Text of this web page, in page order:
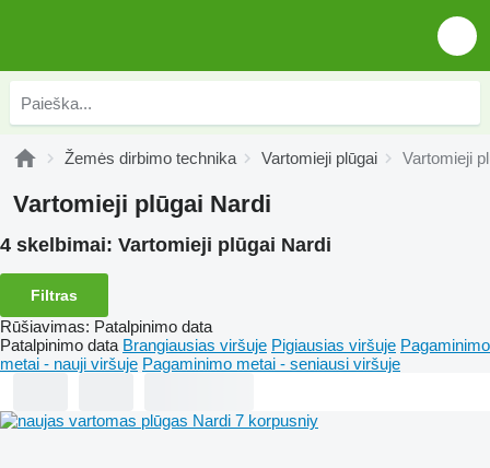
Žemės dirbimo technika Vartomieji plūgai Vartomieji
Vartomieji plūgai Nardi
4 skelbimai: Vartomieji plūgai Nardi
Filtras
Rūšiavimas: Patalpinimo data
Patalpinimo data Brangiausias viršuje Pigiausias viršuje Pagaminimo
metai - nauji viršuje Pagaminimo metai - seniausi viršuje